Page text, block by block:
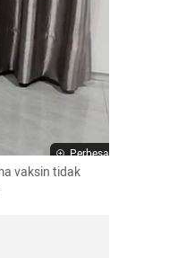
Perbesar
vaksin tidak